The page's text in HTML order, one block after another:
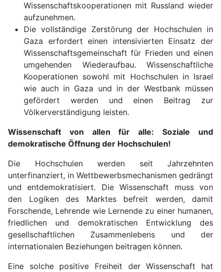
Wissenschaftskooperationen mit Russland wieder
aufzunehmen.
Die vollständige Zerstörung der Hochschulen in
Gaza erfordert einen intensivierten Einsatz der
Wissenschaftsgemeinschaft für Frieden und einen
umgehenden Wiederaufbau. Wissenschaftliche
Kooperationen sowohl mit Hochschulen in Israel
wie auch in Gaza und in der Westbank müssen
gefördert werden und einen Beitrag zur
Völkerverständigung leisten.
Wissenschaft von allen für alle: Soziale und
demokratische Öffnung der Hochschulen!
Die Hochschulen werden seit Jahrzehnten
unterfinanziert, in Wettbewerbsmechanismen gedrängt
und entdemokratisiert. Die Wissenschaft muss von
den Logiken des Marktes befreit werden, damit
Forschende, Lehrende wie Lernende zu einer humanen,
friedlichen und demokratischen Entwicklung des
gesellschaftlichen Zusammenlebens und der
internationalen Beziehungen beitragen können.
Eine solche positive Freiheit der Wissenschaft hat